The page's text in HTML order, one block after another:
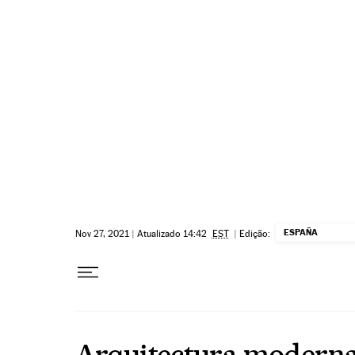
Nov 27, 2021 | Atualizado 14:42 EST | Edição: ESPAÑA